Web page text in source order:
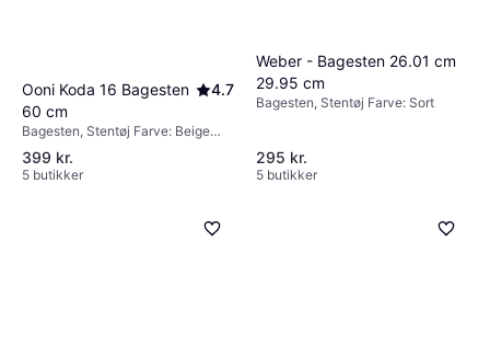
Ooni Koda 16 Bagesten
60 cm
4.7
Bagesten, Stentøj Farve: Beige
Vægt: 6300 g
399 kr.
5 butikker
Weber - Bagesten 26.01 cm
29.95 cm
Bagesten, Stentøj Farve: Sort
295 kr.
5 butikker